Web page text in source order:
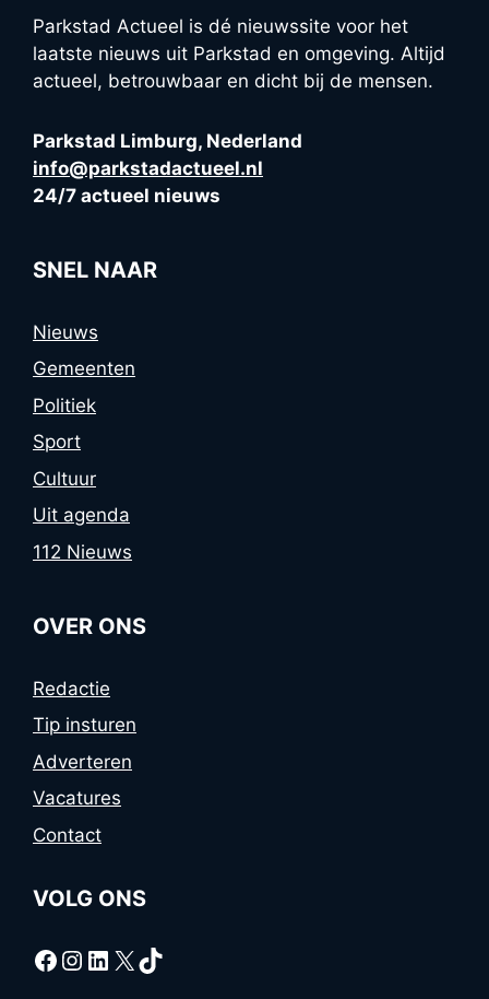
Parkstad Actueel is dé nieuwssite voor het
laatste nieuws uit Parkstad en omgeving. Altijd
actueel, betrouwbaar en dicht bij de mensen.
Parkstad Limburg, Nederland
info@parkstadactueel.nl
24/7 actueel nieuws
SNEL NAAR
Nieuws
Gemeenten
Politiek
Sport
Cultuur
Uit agenda
112 Nieuws
OVER ONS
Redactie
Tip insturen
Adverteren
Vacatures
Contact
VOLG ONS
Facebook
Instagram
LinkedIn
X TikTok